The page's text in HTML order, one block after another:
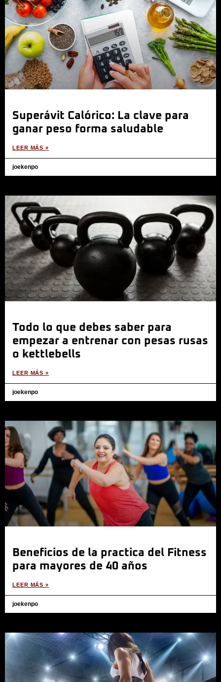
Superávit Calórico: La clave para
ganar peso forma saludable
LEER MÁS »
joekenpo
Todo lo que debes saber para
empezar a entrenar con pesas rusas
o kettlebells
LEER MÁS »
joekenpo
Beneficios de la practica del Fitness
para mayores de 40 años
LEER MÁS »
joekenpo